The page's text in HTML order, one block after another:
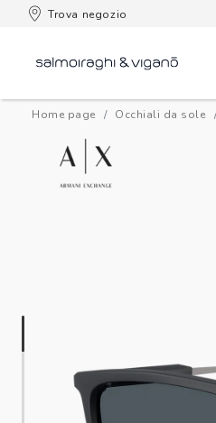
Trova negozio
Home page Occhiali da sole